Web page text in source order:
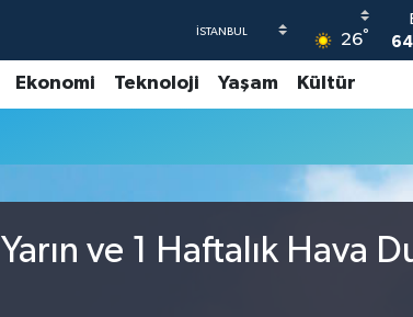
26°
Ekonomi Teknoloji Yaşam Kültür
ve 1 Haftalık Hava